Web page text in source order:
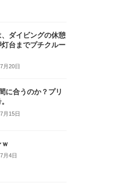
ダイビングの休憩
台までプチクルー
月20日
に合うのか？プリ
月15日
月4日